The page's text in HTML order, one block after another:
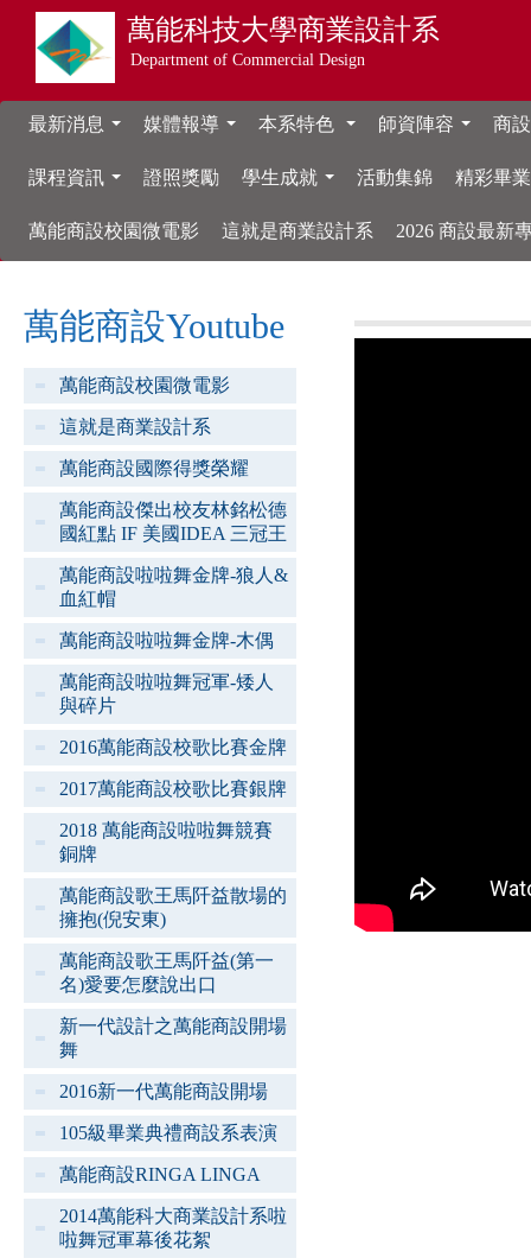
萬能科技大學商業設計系
Department of Commercial Design
最新消息 媒體報導 本系特色 師資陣容 商
課程資訊 證照獎勵 學生成就 活動集錦 精彩畢
萬能商設校園微電影 這就是商業設計系 2026 商設最新
萬能商設Youtube
萬能商設校園微電影
這就是商業設計系
萬能商設國際得獎榮耀
萬能商設傑出校友林銘松德
國紅點 IF 美國IDEA 三冠王
萬能商設啦啦舞金牌-狼人&
血紅帽
萬能商設啦啦舞金牌-木偶
萬能商設啦啦舞冠軍-矮人
與碎片
2016萬能商設校歌比賽金牌
2017萬能商設校歌比賽銀牌
2018 萬能商設啦啦舞競賽
銅牌
萬能商設歌王馬阡益散場的
擁抱(倪安東)
萬能商設歌王馬阡益(第一
名)愛要怎麼說出口
新一代設計之萬能商設開場
舞
2016新一代萬能商設開場
105級畢業典禮商設系表演
萬能商設RINGA LINGA
2014萬能科大商業設計系啦
啦舞冠軍幕後花絮